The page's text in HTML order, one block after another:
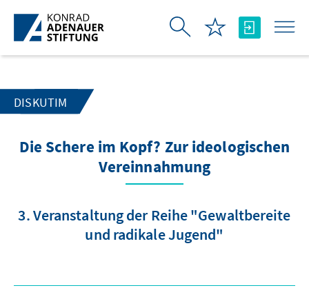
Skip to Main Content
DISKUTIM
Die Schere im Kopf? Zur ideologischen
Vereinnahmung
3. Veranstaltung der Reihe "Gewaltbereite
und radikale Jugend"